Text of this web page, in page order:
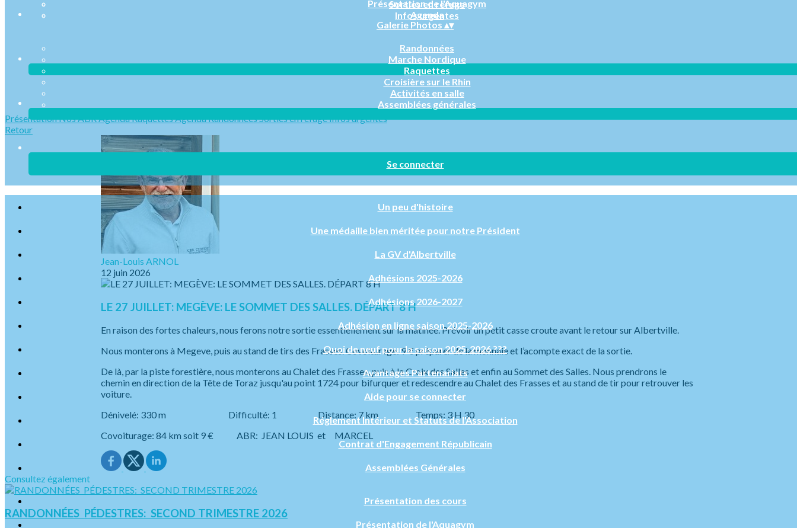
Sorties en refuge
Infos urgentes
Présentation de l'Aquagym
Agenda
Galerie Photos ▴▾
Randonnées
Marche Nordique
Raquettes
Croisière sur le Rhin
Activités en salle
Assemblées générales
Se connecter
Un peu d'histoire
Une médaille bien méritée pour notre Président
La GV d'Albertville
Adhésions 2025-2026
Adhésions 2026-2027
Adhésion en ligne saison 2025-2026
Quoi de neuf pour la saison 2025-2026 ???
Avantages Partenariats
Aide pour se connecter
Réglement Intérieur et Statuts de l'Association
Contrat d'Engagement Républicain
Assemblées Générales
Présentation des cours
Présentation de l'Aquagym
PrésentationNos ABRAgenda RaquettesAgenda RandonnéesSorties en refugeInfos urgentes
Retour
Jean-Louis ARNOL
12 juin 2026
LE 27 JUILLET: MEGÈVE: LE SOMMET DES SALLES. DÉPART 8 H
En raison des fortes chaleurs, nous ferons notre sortie essentiellement sur la matinée. Prévoir un petit casse croute avant le retour sur Albertville.
Nous monterons à Megeve, puis au stand de tirs des Frasses. Covoiturage: 9 € préparer de la monnaie et l’acompte exact de la sortie.
De là, par la piste forestière, nous monterons au Chalet des Frasses, puis à la Croix des Salles et enfin au Sommet des Salles. Nous prendrons le
chemin en direction de la Tête de Toraz jusqu'au point 1724 pour bifurquer et redescendre au Chalet des Frasses et au stand de tir pour retrouver les
voiture.
Dénivelé: 330 m Difficulté: 1 Distance: 7 km Temps: 3 H 30
Covoiturage: 84 km soit 9 € ABR: JEAN LOUIS et MARCEL
Consultez également
RANDONNÉES PÉDESTRES: SECOND TRIMESTRE 2026